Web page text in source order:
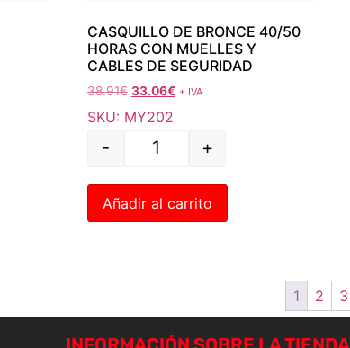
CASQUILLO DE BRONCE 40/50
HORAS CON MUELLES Y
CABLES DE SEGURIDAD
38.91€ 33.06€ + IVA
SKU: MY202
- +
Añadir al carrito
1 2 3